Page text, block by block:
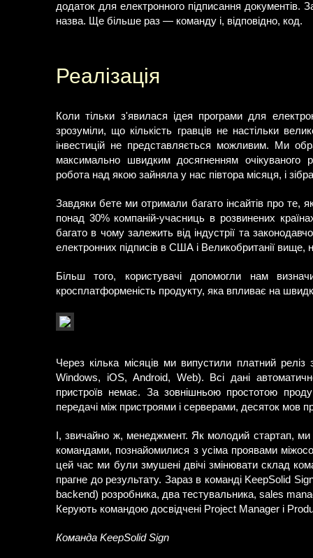
додаток для електронного підписання документів.
назва. Ще більше раз — команду і, відповідно, код.
Реалізація
Коли тільки з'явилася ідея програми для
зрозуміли, що кількість гравців не настільки
інвестицій не представляється можливим. Ми
максимально швидким досягненням очікуваного
робота над якою зайняла у нас півтора місяця, і
Завдяки бете ми отримали багато інсайтів про те,
понад 30% компаній-учасниць в розвинених
багато в чому залежить від індустрії та
електронних підписів в США і Великобританії вище,
Більш того, користувачі допомогли нам
кросплатформеність продукту, яка впливає на
Через кілька місяців ми випустили платний
Windows, iOS, Android, Web). Всі дані
пристроїв немає. За зовнішньою простотою
передачі між пристроями і серверами, десяток мов
І, звичайно ж, менеджмент. Як молодий стартап, ми
командами, познайомилися з усіма проявами
цей час ми були змушені двічі змінювати склад
прагне до результату. Зараз в команді KeepSolid
backend) розробника, два тестувальника, sales
Керують командою досвідчені Project Manager і
Команда KeepSolid Sign